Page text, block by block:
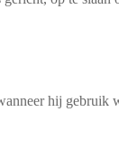
hij gebruik